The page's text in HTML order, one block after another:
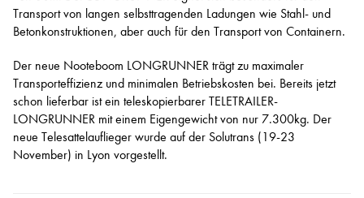
Transport von langen selbsttragenden Ladungen wie Stahl- und
Betonkonstruktionen, aber auch für den Transport von Containern.
Der neue Nooteboom LONGRUNNER trägt zu maximaler
Transporteffizienz und minimalen Betriebskosten bei. Bereits jetzt
schon lieferbar ist ein teleskopierbarer TELETRAILER-
LONGRUNNER mit einem Eigengewicht von nur 7.300kg. Der
neue Telesattelauflieger wurde auf der Solutrans (19-23
November) in Lyon vorgestellt.